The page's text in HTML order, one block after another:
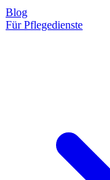
Blog
Für Pflegedienste